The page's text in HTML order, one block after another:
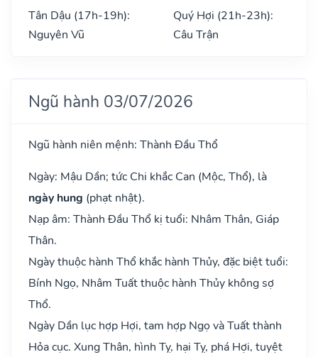
Tân Dậu (17h-19h):
Nguyên Vũ
Quý Hợi (21h-23h):
Câu Trận
Ngũ hành 03/07/2026
Ngũ hành niên mệnh: Thành Đầu Thổ
Ngày: Mậu Dần; tức Chi khắc Can (Mộc, Thổ), là
ngày hung (phạt nhật).
Nạp âm: Thành Đầu Thổ kị tuổi: Nhâm Thân, Giáp
Thân.
Ngày thuộc hành Thổ khắc hành Thủy, đặc biệt tuổi:
Bính Ngọ, Nhâm Tuất thuộc hành Thủy không sợ
Thổ.
Ngày Dần lục hợp Hợi, tam hợp Ngọ và Tuất thành
Hỏa cục. Xung Thân, hình Tỵ, hại Tỵ, phá Hợi, tuyệt